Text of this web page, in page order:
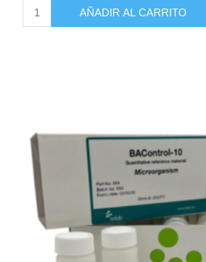
AÑADIR AL CARRITO